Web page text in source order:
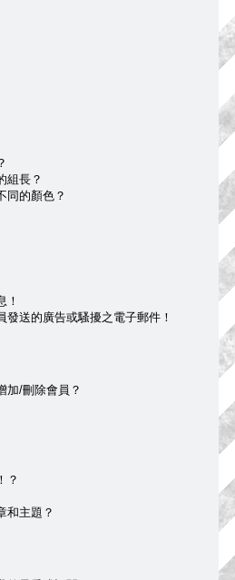
組長？
同的顏色？
！
送的廣告或騷擾之電子郵件！
加/刪除會員？
？
和主題？